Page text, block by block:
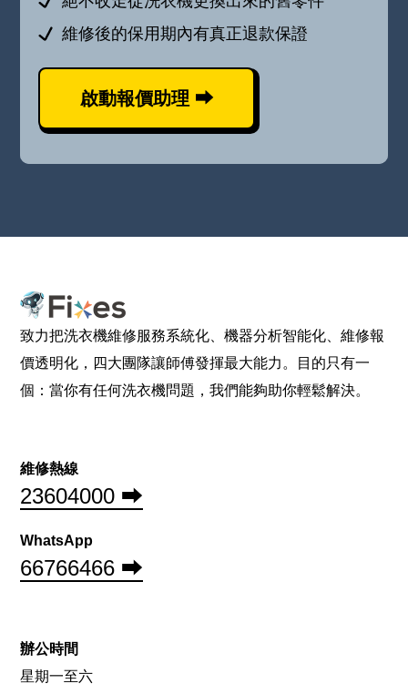
維修後的保用期內有真正退款保證
啟動報價助理 ⮕
致力把洗衣機維修服務系統化、機器分析智能化、維修報
價透明化，四大團隊讓師傅發揮最大能力。目的只有一
個：當你有任何洗衣機問題，我們能夠助你輕鬆解決。
維修熱線
23604000 ⮕
WhatsApp
66766466 ⮕
辦公時間
星期一至六